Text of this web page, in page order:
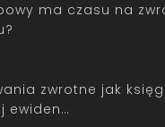
ma czasu na
zwrotne jak
ewiden…